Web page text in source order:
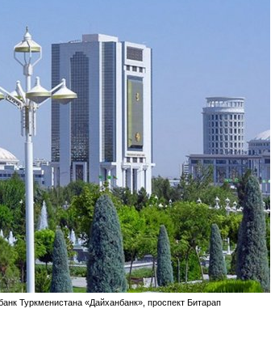
Туркменистана «Дайханбанк», проспект Битарап